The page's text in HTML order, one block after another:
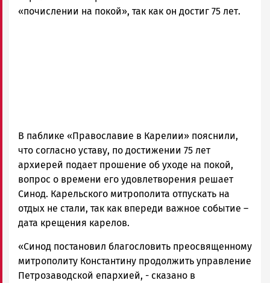
«почислении на покой», так как он достиг 75 лет.
В паблике «Православие в Карелии» пояснили,
что согласно уставу, по достижении 75 лет
архиерей подает прошение об уходе на покой,
вопрос о времени его удовлетворения решает
Синод. Карельского митрополита отпускать на
отдых не стали, так как впереди важное событие –
дата крещения карелов.
«Синод постановил благословить преосвященному
митрополиту Константину продолжить управление
Петрозаводской епархией, - сказано в